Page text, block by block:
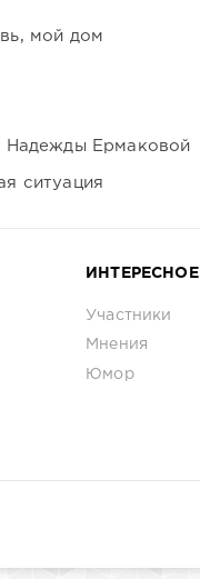
мой дом
Надежды Ермаковой
ситуация
ИНТЕРЕСНОЕ
Участники
Мнения
Юмор